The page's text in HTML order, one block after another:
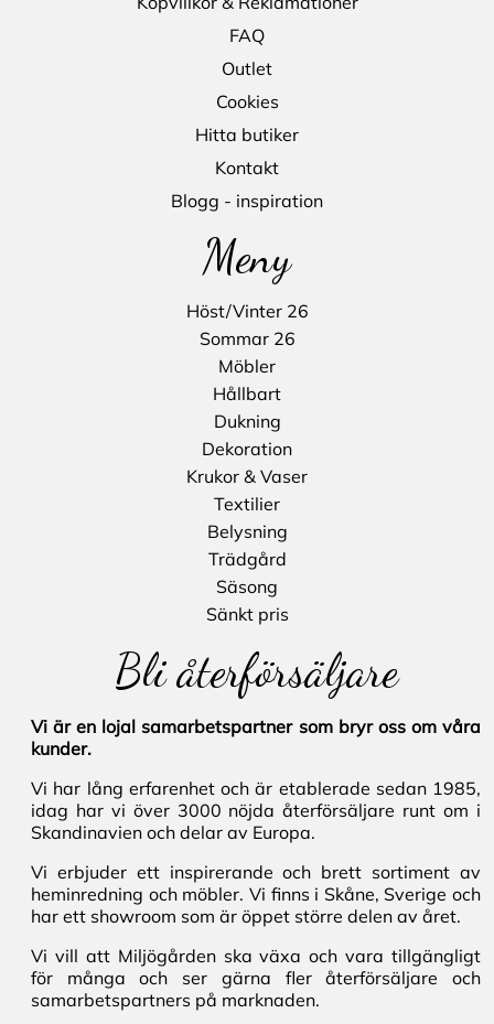
FAQ
Outlet
Cookies
Hitta butiker
Kontakt
Blogg - inspiration
Meny
Höst/Vinter 26
Sommar 26
Möbler
Hållbart
Dukning
Dekoration
Krukor & Vaser
Textilier
Belysning
Trädgård
Säsong
Sänkt pris
Bli återförsäljare
Vi är en lojal samarbetspartner som bryr oss om våra
kunder.
Vi har lång erfarenhet och är etablerade sedan 1985,
idag har vi över 3000 nöjda återförsäljare runt om i
Skandinavien och delar av Europa.
Vi erbjuder ett inspirerande och brett sortiment av
heminredning och möbler. Vi finns i Skåne, Sverige och
har ett showroom som är öppet större delen av året.
Vi vill att Miljögården ska växa och vara tillgängligt
för många och ser gärna fler återförsäljare och
samarbetspartners på marknaden.